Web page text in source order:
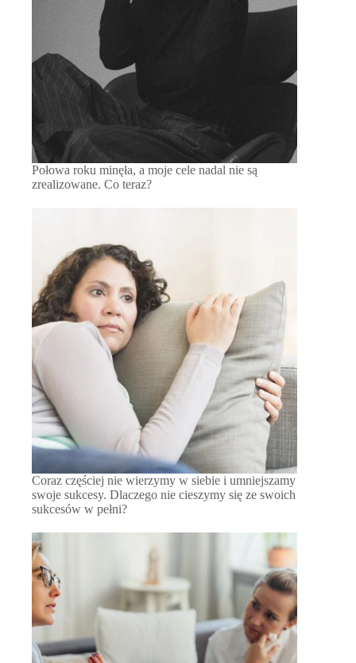
Połowa roku minęła, a moje cele nadal nie są
zrealizowane. Co teraz?
Coraz częściej nie wierzymy w siebie i umniejszamy
swoje sukcesy. Dlaczego nie cieszymy się ze swoich
sukcesów w pełni?